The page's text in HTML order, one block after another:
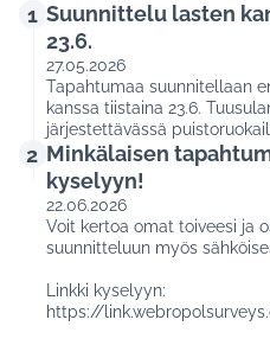
1 Suunnittelu lasten
23.6.
27.05.2026
Tapahtumaa suunnitellaan
kanssa tiistaina 23.6.
järjestettävässä
2 Minkälaisen
kyselyyn!
22.06.2026
Voit kertoa omat toiveesi ja
suunnitteluun myös
Linkki kyselyyn:
https://